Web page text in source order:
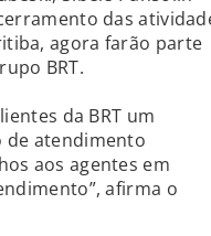
das
agora farão parte
BRT.
da BRT um
de atendimento
aos agentes em
afirma o